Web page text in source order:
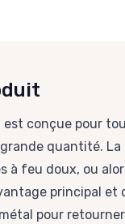
conçue pour
quantité.
à feu doux, ou
principal et
pour